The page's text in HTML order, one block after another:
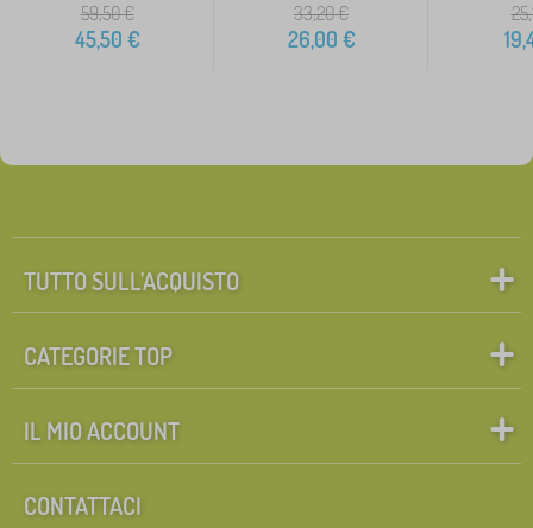
59,50€
45,50 €
33,20€
26,00 €
TUTTO SULL’ACQUISTO
CATEGORIE TOP
IL MIO ACCOUNT
CONTATTACI